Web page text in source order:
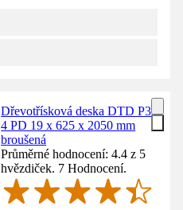
Dřevotřísková deska DTD P3
4 PD 19 x 625 x 2050 mm
broušená
Průměrné hodnocení: 4.4 z 5
hvězdiček. 7 Hodnocení.